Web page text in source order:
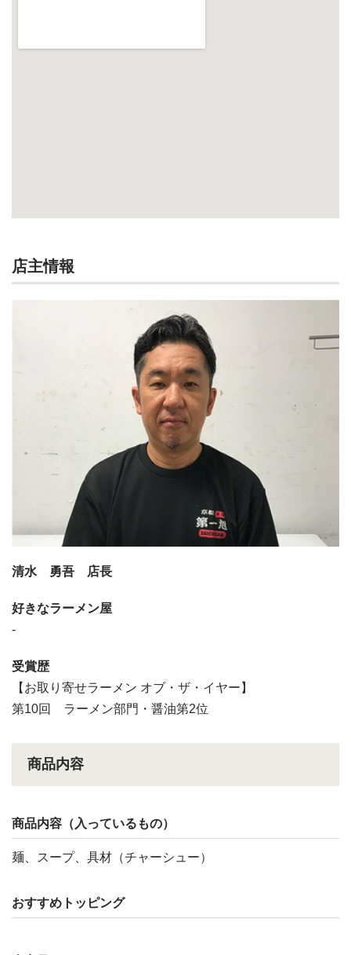
店主情報
清水 勇吾 店長
好きなラーメン屋
-
受賞歴
【お取り寄せラーメン オブ・ザ・イヤー】
第10回 ラーメン部門・醤油第2位
商品内容
商品内容（入っているもの）
麺、スープ、具材（チャーシュー）
おすすめトッピング